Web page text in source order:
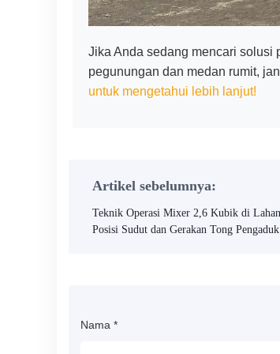
Jika Anda sedang mencari solusi
pegunungan dan medan rumit,
untuk mengetahui lebih lanjut!
Artikel sebelumnya:
Teknik Operasi Mixer 2,6 Kubik di
Posisi Sudut dan Gerakan Tong Pengaduk
Nama *